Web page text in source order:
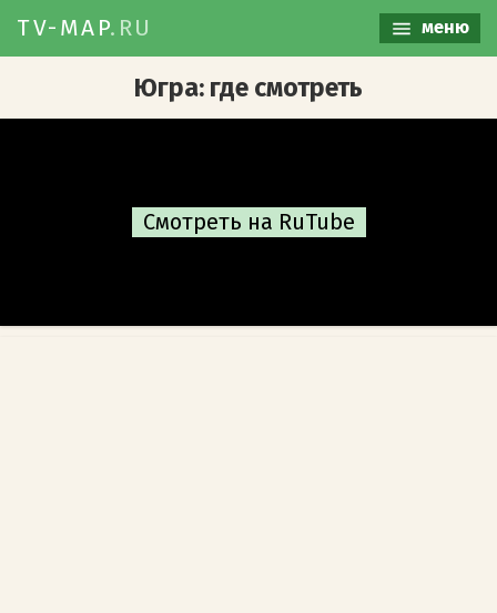
TV-MAP.RU меню
Югра: где смотреть